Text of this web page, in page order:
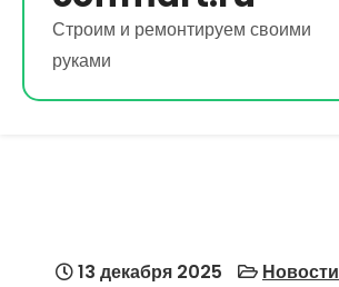
Строим и ремонтируем своими
руками
13 декабря 2025 Новости